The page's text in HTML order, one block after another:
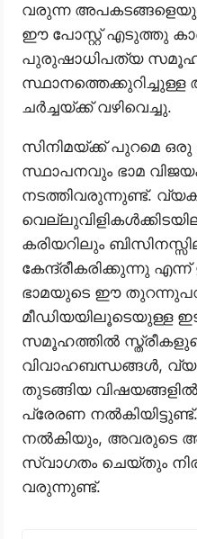
വരുന്ന
ഈ പോസ്റ്റ് എടുത്തു
പുരുഷാധിപത്യ
ചർച്ചയ്ക്ക് വഴിവെച്ചു.
സിനിമയ്ക്ക് പുറമെ
സ്ഥാപനവും ഭാമ
നടത്തിവരുന്നുണ്ട്.
കരിയറിലും
കേന്ദ്രീകരിക്കുന്നു
ഭാമയുടെ ഈ
മീഡിയയിലൂടെയുള്ള
സമൂഹത്തിൽ
വിവാഹബന്ധങ്ങൾ,
തുടങ്ങിയ
പ്രേരണ
നൽകിയും, അവരുടെ
സ്വാഗതം ചെയ്തും
വരുന്നുണ്ട്.